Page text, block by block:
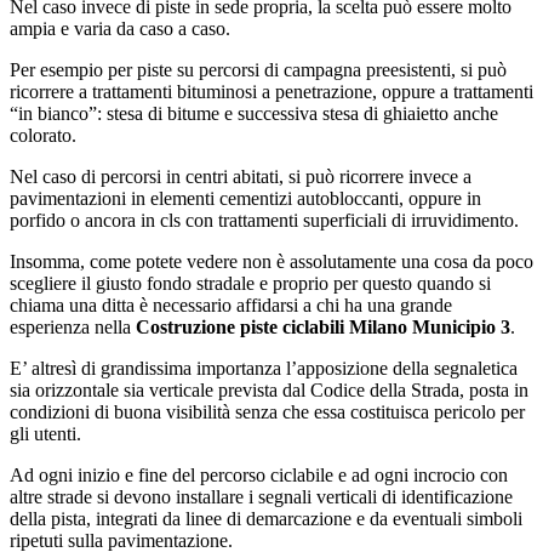
Nel caso invece di piste in sede propria, la scelta può essere molto
ampia e varia da caso a caso.
Per esempio per piste su percorsi di campagna preesistenti, si può
ricorrere a trattamenti bituminosi a penetrazione, oppure a trattamenti
“in bianco”: stesa di bitume e successiva stesa di ghiaietto anche
colorato.
Nel caso di percorsi in centri abitati, si può ricorrere invece a
pavimentazioni in elementi cementizi autobloccanti, oppure in
porfido o ancora in cls con trattamenti superficiali di irruvidimento.
Insomma, come potete vedere non è assolutamente una cosa da poco
scegliere il giusto fondo stradale e proprio per questo quando si
chiama una ditta è necessario affidarsi a chi ha una grande
esperienza nella Costruzione piste ciclabili Milano Municipio 3.
E’ altresì di grandissima importanza l’apposizione della segnaletica
sia orizzontale sia verticale prevista dal Codice della Strada, posta in
condizioni di buona visibilità senza che essa costituisca pericolo per
gli utenti.
Ad ogni inizio e fine del percorso ciclabile e ad ogni incrocio con
altre strade si devono installare i segnali verticali di identificazione
della pista, integrati da linee di demarcazione e da eventuali simboli
ripetuti sulla pavimentazione.